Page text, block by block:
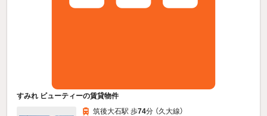
すみれ ビューティーの賃貸物件
筑後大石駅 歩74分 （久大線）